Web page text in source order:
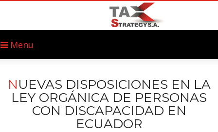
Menu
NUEVAS DISPOSICIONES EN LA
LEY ORGÁNICA DE PERSONAS
CON DISCAPACIDAD EN
ECUADOR